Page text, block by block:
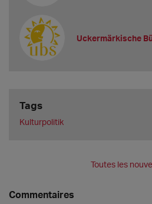
Uckermärkische
Tags
Kulturpolitik
Toutes les
Commentaires